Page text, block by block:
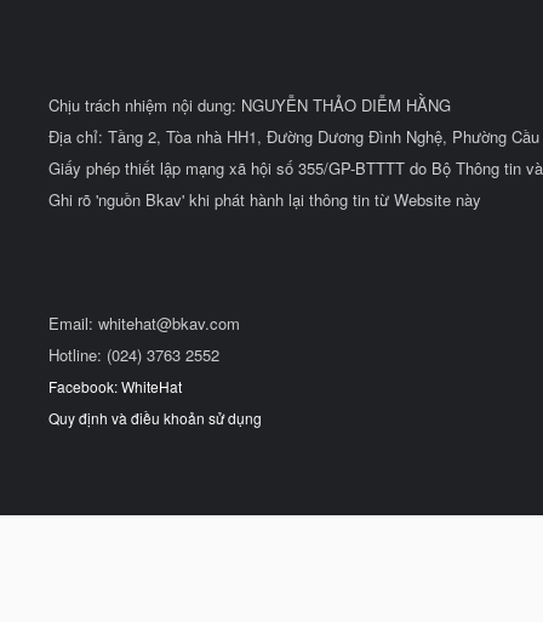
Chịu trách nhiệm nội dung: NGUYỄN THẢO DIỄM HẰNG
Địa chỉ: Tầng 2, Tòa nhà HH1, Đường Dương Đình Nghệ, Phường
Giấy phép thiết lập mạng xã hội số 355/GP-BTTTT do Bộ Thông tin
Ghi rõ 'nguồn Bkav' khi phát hành lại thông tin từ Website này
Email: whitehat@bkav.com
Hotline: (024) 3763 2552
Facebook: WhiteHat
Quy định và điều khoản sử dụng